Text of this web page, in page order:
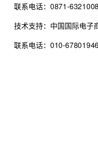
联系电话：0871-
技术支持：中国国际电子
联系电话：010-